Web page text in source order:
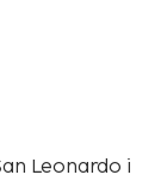
Leonardo i